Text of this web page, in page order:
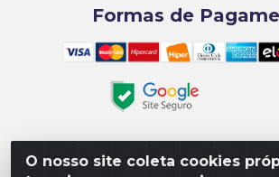
O nosso site coleta cookies
Formas de
Matriz R3 Suprimentos - Rua 14, Polo